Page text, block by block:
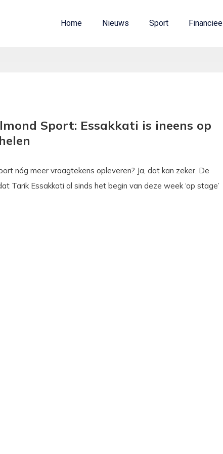
Home Nieuws Sport Financieel
Sport: Essakkati is ineens op
nóg meer vraagtekens opleveren? Ja, dat kan zeker. De
Tarik Essakkati al sinds het begin van deze week ‘op stage’